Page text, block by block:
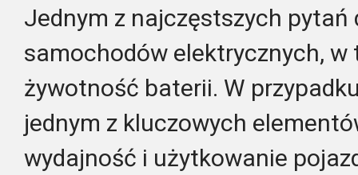
Jednym z najczęstszych pytań
samochodów elektrycznych, w
żywotność baterii. W
jednym z kluczowych
wydajność i użytkowanie